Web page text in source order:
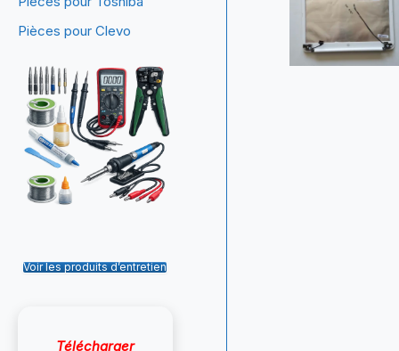
Pièces pour Clevo
Voir les produits d’entretien
Télécharger